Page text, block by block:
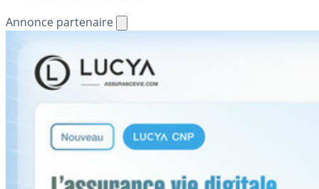
Annonce partenaire